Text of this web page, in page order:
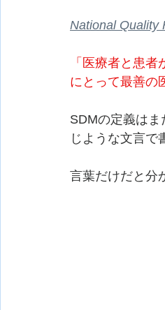
National Quality
「医療者と患
にとって最善の
SDMの定義は
じような文言で
言葉だけだと分